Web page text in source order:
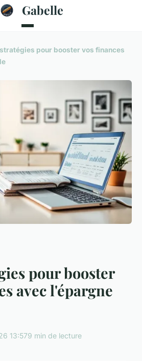
Gabelle
pour booster vos finances
pour booster
avec l'épargne
13:579 min de lecture